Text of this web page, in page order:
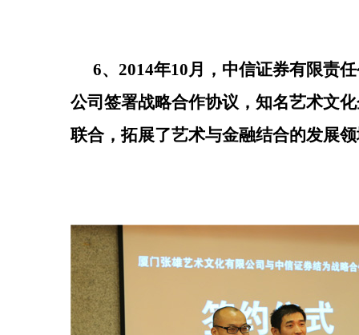
6、2014年10月，中信证券有限责
公司签署战略合作协议，知名艺术文
联合，拓展了艺术与金融结合的发展